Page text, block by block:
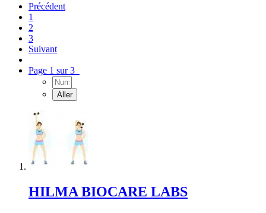
Précédent
1
2
3
Suivant
Page 1 sur 3
HILMA BIOCARE LABS